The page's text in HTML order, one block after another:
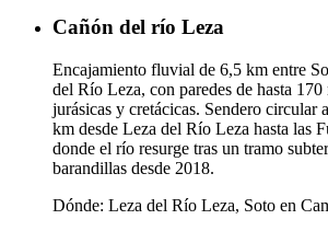
Cañón del río Leza
Encajamiento fluvial de 6,5 km entre
del Río Leza, con paredes de hasta 170
jurásicas y cretácicas. Sendero circular
km desde Leza del Río Leza hasta las
donde el río resurge tras un tramo
barandillas desde 2018.
Dónde: Leza del Río Leza, Soto en